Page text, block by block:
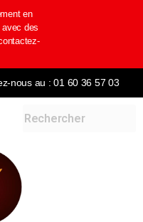
en
des
nous au : 01 60 36 57 03